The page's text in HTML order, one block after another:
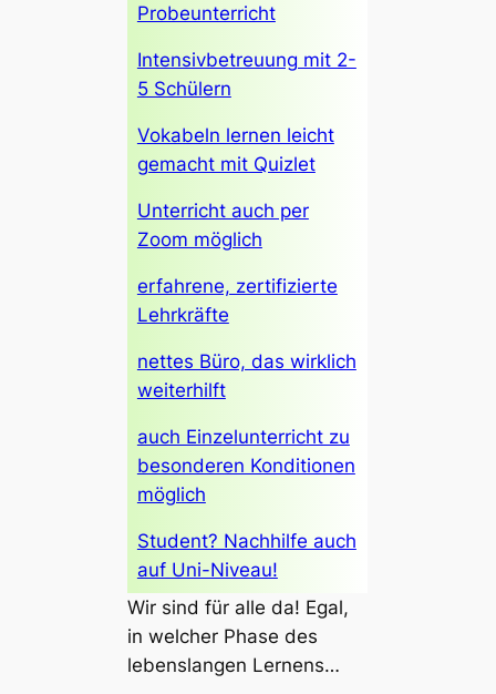
Probeunterricht
Intensivbetreuung mit 2-
5 Schülern
Vokabeln lernen leicht
gemacht mit Quizlet
Unterricht auch per
Zoom möglich
erfahrene, zertifizierte
Lehrkräfte
nettes Büro, das wirklich
weiterhilft
auch Einzelunterricht zu
besonderen Konditionen
möglich
Student? Nachhilfe auch
auf Uni-Niveau!
Wir sind für alle da! Egal,
in welcher Phase des
lebenslangen Lernens…